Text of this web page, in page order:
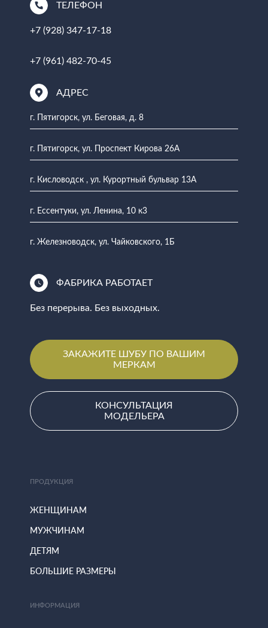
ТЕЛЕФОН
+7 (928) 347-17-18
+7 (961) 482-70-45
АДРЕС
г. Пятигорск, ул. Беговая, д. 8
г. Пятигорск, ул. Проспект Кирова 26А
г. Кисловодск , ул. Курортный бульвар 13А
г. Ессентуки, ул. Ленина, 10 к3
г. Железноводск, ул. Чайковского, 1Б
ФАБРИКА РАБОТАЕТ
Без перерыва. Без выходных.
ЗАКАЖИТЕ ШУБУ ПО ВАШИМ
МЕРКАМ
КОНСУЛЬТАЦИЯ
МОДЕЛЬЕРА
ПРОДУКЦИЯ
ЖЕНЩИНАМ
МУЖЧИНАМ
ДЕТЯМ
БОЛЬШИЕ РАЗМЕРЫ
ИНФОРМАЦИЯ